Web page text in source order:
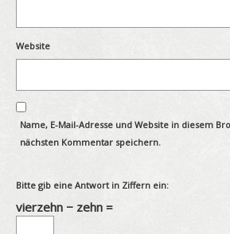
Website
Name, E-Mail-Adresse und Website in diesem
nächsten Kommentar speichern.
Bitte gib eine Antwort in Ziffern ein:
vierzehn − zehn =